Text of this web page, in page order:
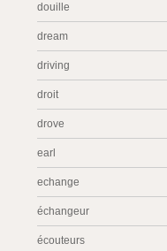
douille
dream
driving
droit
drove
earl
echange
échangeur
écouteurs